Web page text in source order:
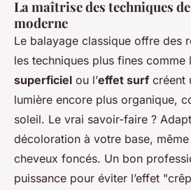
La maîtrise des techniques
moderne
Le balayage classique offre des
les techniques plus fines comme
superficiel ou l’effet surf créent
lumière encore plus organique,
soleil. Le vrai savoir-faire ?
décoloration à votre base,
cheveux foncés. Un bon
puissance pour éviter l’effet